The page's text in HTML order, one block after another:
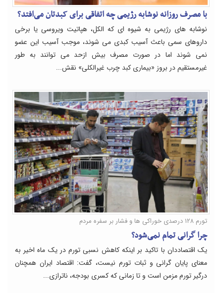
با مصرف روزانه نوشابه رژیمی چه اتفاقی برای کبدتان می‌افتد؟
نوشابه های رژیمی به شیوه ای که الکل، هپاتیت ویروسی یا برخی
داروهای سمی باعث آسیب کبدی می شوند، موجب آسیب این عضو
نمی شوند اما در صورت مصرف بیش ازحد می توانند به طور
غیرمستقیم در بروز «بیماری کبد چرب غیرالکلی» نقش...
تورم ۱۲۸ درصدی خوراکی ها و فشار بر سفره مردم
چرا گرانی تمام نمی‌شود؟
یک اقتصاددان با تاکید بر اینکه کاهش نسبی تورم در یک ماه اخیر به
معنای پایان گرانی و ثبات تورم نیست، گفت: اقتصاد ایران همچنان
درگیر تورم مزمن است و تا زمانی که کسری بودجه، ناترازی...